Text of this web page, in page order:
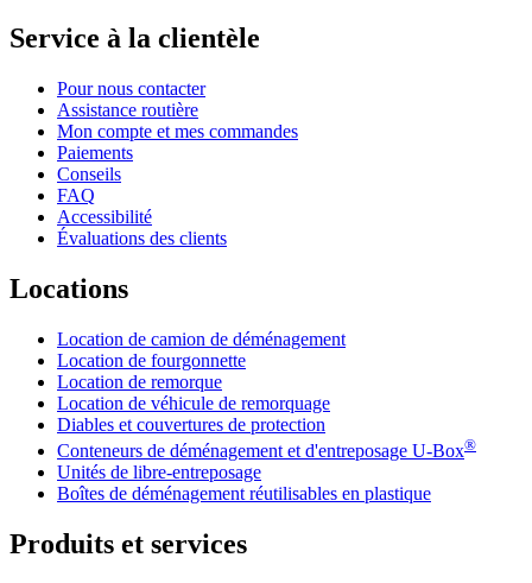
Service à la clientèle
Pour nous contacter
Assistance routière
Mon compte et mes commandes
Paiements
Conseils
FAQ
Accessibilité
Évaluations des clients
Locations
Location de camion de déménagement
Location de fourgonnette
Location de remorque
Location de véhicule de remorquage
Diables et couvertures de protection
Conteneurs de déménagement et d'entreposage U-Box®
Unités de libre-entreposage
Boîtes de déménagement réutilisables en plastique
Produits et services